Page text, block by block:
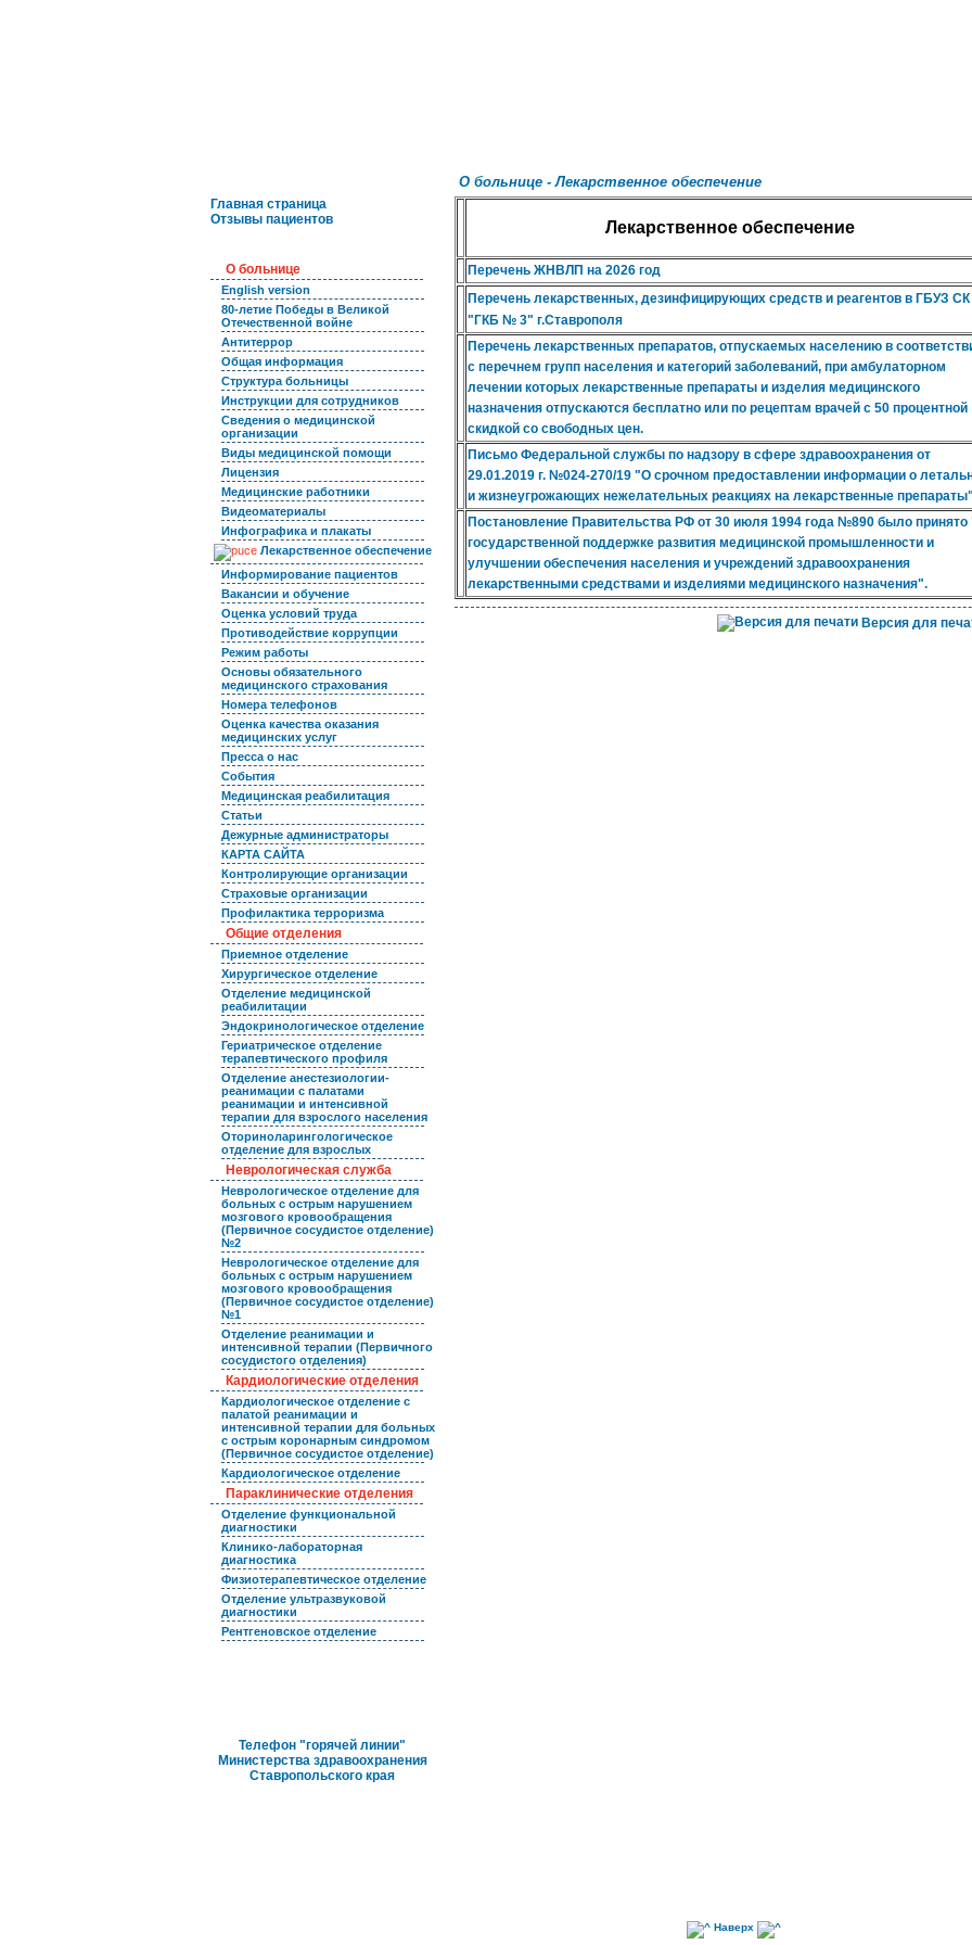
Главная страница
Отзывы пациентов
О больнице
English version
80-летие Победы в Великой
Отечественной войне
Антитеррор
Общая информация
Структура больницы
Инструкции для сотрудников
Сведения о медицинской
организации
Виды медицинской помощи
Лицензия
Медицинские работники
Видеоматериалы
Инфографика и плакаты
Лекарственное обеспечение
Информирование пациентов
Вакансии и обучение
Оценка условий труда
Противодействие коррупции
Режим работы
Основы обязательного
медицинского страхования
Номера телефонов
Оценка качества оказания
медицинских услуг
Пресса о нас
События
Медицинская реабилитация
Статьи
Дежурные администраторы
КАРТА САЙТА
Контролирующие организации
Страховые организации
Профилактика терроризма
Общие отделения
Приемное отделение
Хирургическое отделение
Отделение медицинской
реабилитации
Эндокринологическое отделение
Гериатрическое отделение
терапевтического профиля
Отделение анестезиологии-
реанимации с палатами
реанимации и интенсивной
терапии для взрослого населения
Оториноларингологическое
отделение для взрослых
Неврологическая служба
Неврологическое отделение для
больных с острым нарушением
мозгового кровообращения
(Первичное сосудистое отделение)
№2
Неврологическое отделение для
больных с острым нарушением
мозгового кровообращения
(Первичное сосудистое отделение)
№1
Отделение реанимации и
интенсивной терапии (Первичного
сосудистого отделения)
Кардиологические отделения
Кардиологическое отделение с
палатой реанимации и
интенсивной терапии для больных
с острым коронарным синдромом
(Первичное сосудистое отделение)
Кардиологическое отделение
Параклинические отделения
Отделение функциональной
диагностики
Клинико-лабораторная
диагностика
Физиотерапевтическое отделение
Отделение ультразвуковой
диагностики
Рентгеновское отделение
Телефон "горячей линии"
Министерства здравоохранения
Ставропольского края
О больнице -Лекарственное обеспечение
Лекарственное обеспечение
Перечень ЖНВЛП на 2026 год
Перечень лекарственных, дезинфицирующих средств и реагентов в ГБУЗ СК
"ГКБ № 3" г.Ставрополя
Перечень лекарственных препаратов, отпускаемых населению в
с перечнем групп населения и категорий заболеваний, при амбулаторном
лечении которых лекарственные препараты и изделия медицинского
назначения отпускаются бесплатно или по рецептам врачей с 50 процентной
скидкой со свободных цен.
Письмо Федеральной службы по надзору в сфере здравоохранения от
29.01.2019 г. №024-270/19 "О срочном предоставлении информации о
и жизнеугрожающих нежелательных реакциях на лекарственные препараты"
Постановление Правительства РФ от 30 июля 1994 года №890 было
государственной поддержке развития медицинской промышленности и
улучшении обеспечения населения и учреждений здравоохранения
лекарственными средствами и изделиями медицинского назначения".
Версия для
Наверх